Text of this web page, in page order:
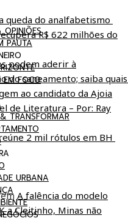
PAUTA
EM FOCO
TRANSFORMAR
URBANA
queda do analfabetismo
R$ 622 milhões do
podem aderir à
do saneamento; saiba quais
ao candidato da Ajoia
de Literatura – Por: Ray
2 mil rótulos em BH
A falência do modelo
a Cleitinho, Minas não